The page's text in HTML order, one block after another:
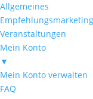
Allgemeines
Veranstaltungen
Mein Konto
▼
Mein Konto verwalten
FAQ